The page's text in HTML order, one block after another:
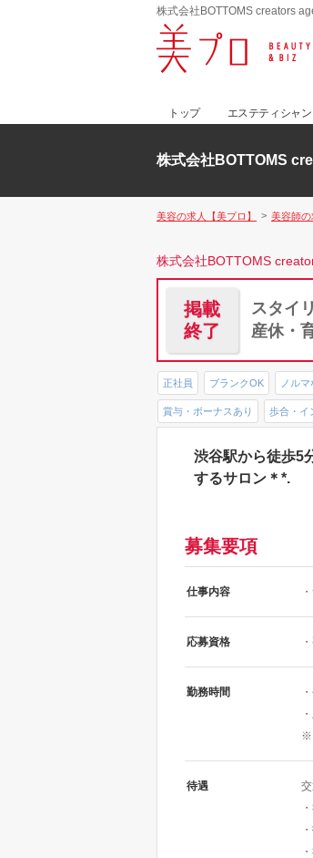
株式会社BOTTOMS creators
トップ エステティシャン
株式会社BOTTOMS
美容の求人【美プロ】 美容師の
株式会社BOTTOMS
掲載
終了
スタイ
産休・
正社員 ブランクOK ノルマ
賞与・ボーナスあり 歩合・イ
渋谷駅から徒歩5
するサロン＊*.
募集要項
仕事内容
応募資格
勤務時間
※
待遇